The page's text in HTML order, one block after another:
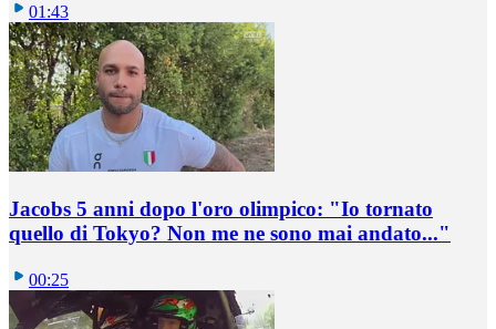
01:43
Jacobs 5 anni dopo l'oro olimpico: "Io tornato
quello di Tokyo? Non me ne sono mai andato..."
00:25